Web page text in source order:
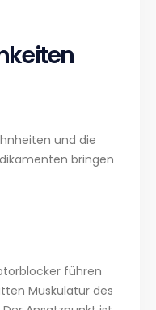
und die
bringen
führen
Muskulatur des